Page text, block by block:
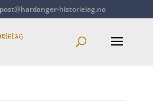
post@hardanger-historielag.no